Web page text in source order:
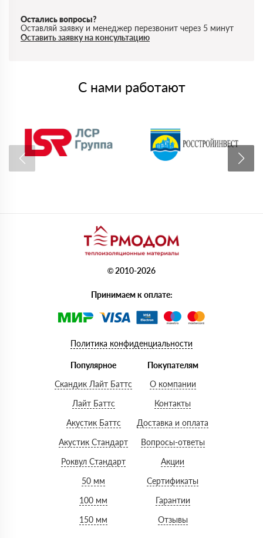
Остались вопросы?
Оставляй заявку и менеджер перезвонит через 5 минут
Оставить заявку на консультацию
С нами работают
© 2010-2026
Принимаем к оплате:
Политика конфиденциальности
Популярное
Скандик Лайт Баттс
Лайт Баттс
Акустик Баттс
Акустик Стандарт
Роквул Стандарт
50 мм
100 мм
150 мм
Покупателям
О компании
Контакты
Доставка и оплата
Вопросы-ответы
Акции
Сертификаты
Гарантии
Отзывы